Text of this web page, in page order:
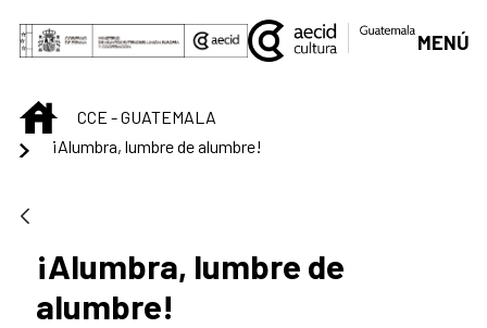
Saltar al contenido principal
MENÚ
INICIOCCE - GUATEMALA
¡Alumbra, lumbre de alumbre!
¡Alumbra, lumbre de
alumbre!